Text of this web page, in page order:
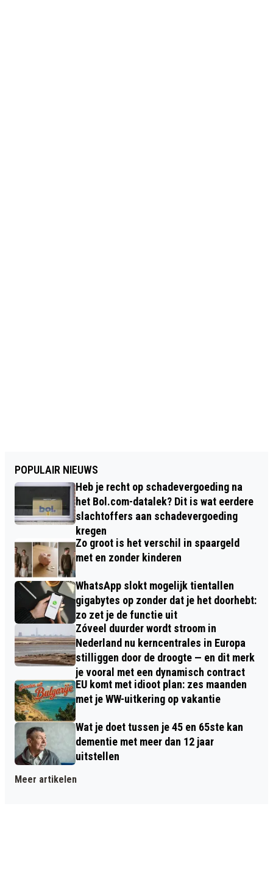
POPULAIR NIEUWS
Heb je recht op schadevergoeding na
het Bol.com-datalek? Dit is wat eerdere
slachtoffers aan schadevergoeding
kregen
Zo groot is het verschil in spaargeld
met en zonder kinderen
WhatsApp slokt mogelijk tientallen
gigabytes op zonder dat je het doorhebt:
zo zet je de functie uit
Zóveel duurder wordt stroom in
Nederland nu kerncentrales in Europa
stilliggen door de droogte — en dit merk
je vooral met een dynamisch contract
EU komt met idioot plan: zes maanden
met je WW-uitkering op vakantie
Wat je doet tussen je 45 en 65ste kan
dementie met meer dan 12 jaar
uitstellen
Meer artikelen